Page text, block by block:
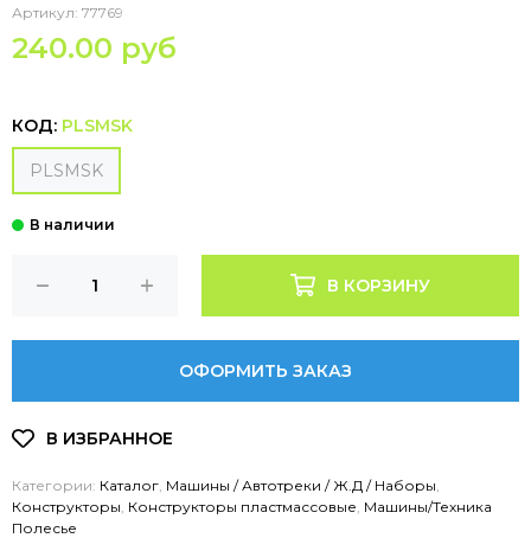
Артикул: 77769
240.00 руб
КОД: PLSMSK
PLSMSK
В КОРЗИНУ
ОФОРМИТЬ ЗАКАЗ
Категории: Каталог Машины / Автотреки / Ж.Д / Наборы
Конструкторы Конструкторы пластмассовые Машины/Техника
Полесье